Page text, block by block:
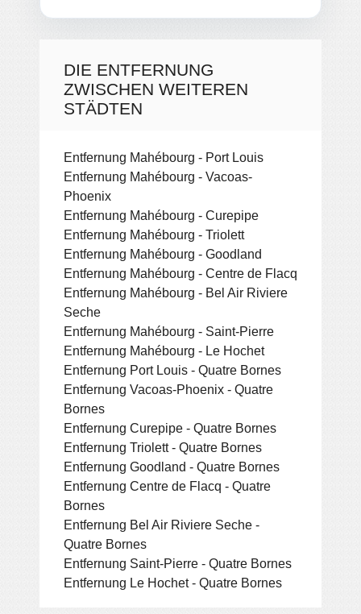
DIE ENTFERNUNG
ZWISCHEN WEITEREN
STÄDTEN
Entfernung Mahébourg - Port Louis
Entfernung Mahébourg - Vacoas-
Phoenix
Entfernung Mahébourg - Curepipe
Entfernung Mahébourg - Triolett
Entfernung Mahébourg - Goodland
Entfernung Mahébourg - Centre de Flacq
Entfernung Mahébourg - Bel Air Riviere
Seche
Entfernung Mahébourg - Saint-Pierre
Entfernung Mahébourg - Le Hochet
Entfernung Port Louis - Quatre Bornes
Entfernung Vacoas-Phoenix - Quatre
Bornes
Entfernung Curepipe - Quatre Bornes
Entfernung Triolett - Quatre Bornes
Entfernung Goodland - Quatre Bornes
Entfernung Centre de Flacq - Quatre
Bornes
Entfernung Bel Air Riviere Seche -
Quatre Bornes
Entfernung Saint-Pierre - Quatre Bornes
Entfernung Le Hochet - Quatre Bornes